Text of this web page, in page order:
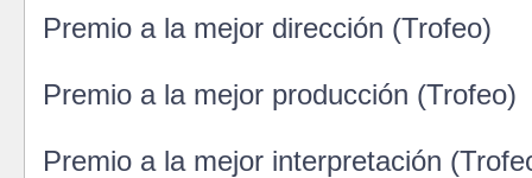
Premio a la mejor dirección (Trofeo)
Premio a la mejor producción (Trofeo)
Premio a la mejor interpretación